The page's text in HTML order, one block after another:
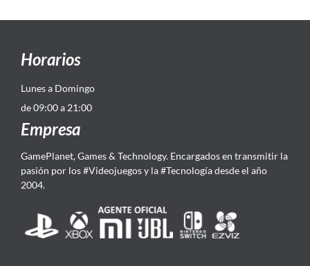
Horarios
Lunes a Domingo
de 09:00 a 21:00
Empresa
GamePlanet, Games & Technology. Encargados en transmitir la
pasión por los #Videojuegos y la #Tecnología desde el año
2004.